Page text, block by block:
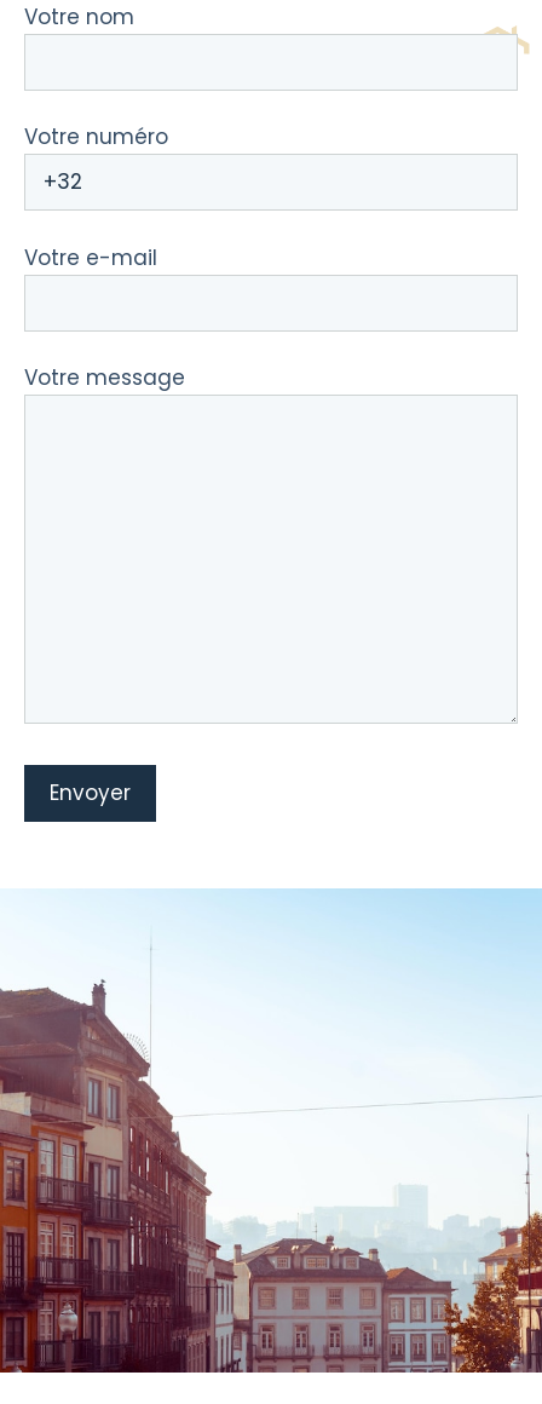
Votre nom
Votre numéro
Votre e-mail
Votre message